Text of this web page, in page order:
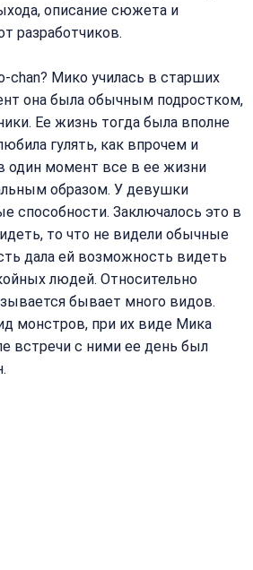
описание сюжета и
разработчиков.
chan? Мико училась в старших
она была обычным подростком,
Ее жизнь тогда была вполне
гулять, как впрочем и
один момент все в ее жизни
образом. У девушки
способности. Заключалось это в
то что не видели обычные
дала ей возможность видеть
людей. Относительно
бывает много видов.
монстров, при их виде Мика
встречи с ними ее день был